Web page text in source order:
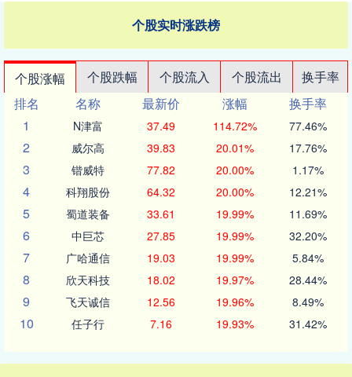
个股实时涨跌榜
个股涨幅 个股跌幅 个股流入 个股流出
换手率
排名
名称 最新价 涨幅
换手率
1
N津富 37.49 114.72% 77.46%
2 威尔高 39.83 20.01% 17.76%
3 锴威特 77.82 20.00% 1.17%
4 科翔股份 64.32 20.00% 12.21%
5 蜀道装备 33.61 19.99% 11.69%
6 中巨芯 27.85 19.99% 32.20%
7 广哈通信 19.03 19.99% 5.84%
8 欣天科技 18.02 19.97% 28.44%
9 飞天诚信 12.56 19.96% 8.49%
10 任子行 7.16 19.93% 31.42%